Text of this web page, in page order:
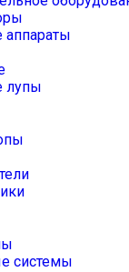
аппараты
лупы
системы